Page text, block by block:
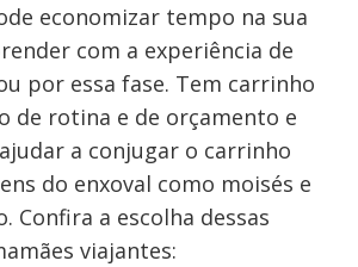
economizar tempo na sua
com a experiência de
por essa fase. Tem carrinho
de rotina e de orçamento e
a conjugar o carrinho
do enxoval como moisés e
Confira a escolha dessas
viajantes: